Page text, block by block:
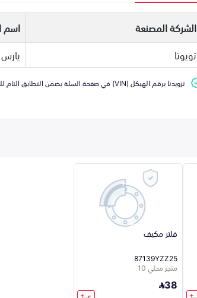
الشركة المصنعة اسم
تويوتا
يارس
تزويدنا برقم الهيكل (VIN) في صفحة السلة يضمن التطابق التام للقطعة مع سيارتك
فلتر مكيف
87139YZZ25
متجر محلي 10
38